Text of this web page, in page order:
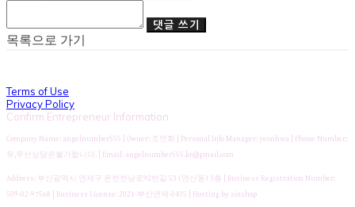
댓글 쓰기
목록으로 가기
Terms of Use
Privacy Policy
Confirm Entrepreneur Information
Company Name: angelnumber555 | Owner: 조연화 | Personal Info Manager: yeonhwa | Phone Number:
유,무선상담은불가합니다. | Email: angelnumber555.kr@gmail.com
Address: 부산광역시 연제구 온천천남로92번길 53 (연산동) 3층 | Business Registration Number:
509-02-97568 | Business License:2021-부산연제-0435 | Hosting by sixshop